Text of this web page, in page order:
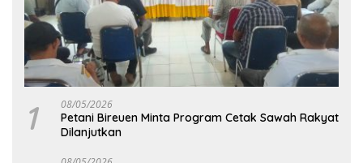
1 08/05/2026
Petani Bireuen Minta Program Cetak Sawah Rakyat
Dilanjutkan